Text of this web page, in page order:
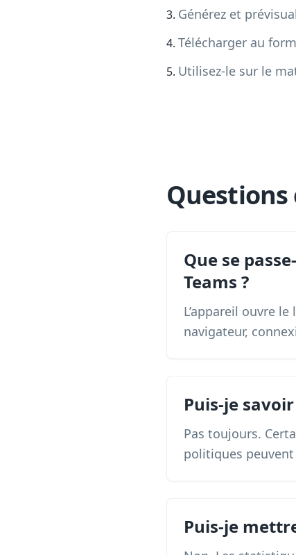
Générez et
Télécharger au
Utilisez-le sur le
Que se
Teams ?
L’appareil ouvre
navigateur,
Puis-je
Pas toujours.
politiques
Puis-je